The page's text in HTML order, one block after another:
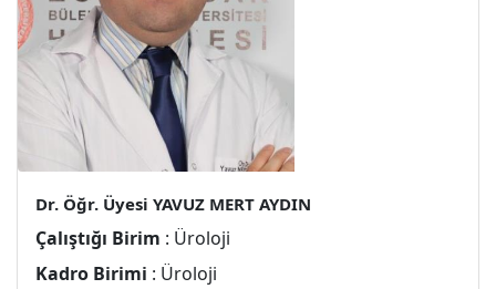
Dr. Öğr. Üyesi YAVUZ MERT AYDIN
Çalıştığı Birim : Üroloji
Kadro Birimi : Üroloji